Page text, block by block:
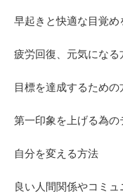
早起きと快適な目覚
疲労回復、元気になる
目標を達成するための
第一印象を上げる為の
自分を変える方法
良い人間関係やコミ